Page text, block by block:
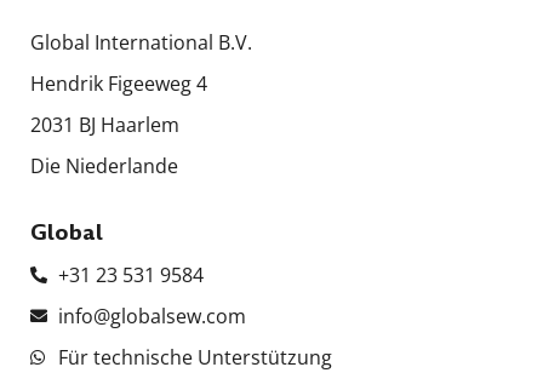
Global International B.V.
Hendrik Figeeweg 4
2031 BJ Haarlem
Die Niederlande
Global
+31 23 531 9584
info@globalsew.com
Für technische Unterstützung